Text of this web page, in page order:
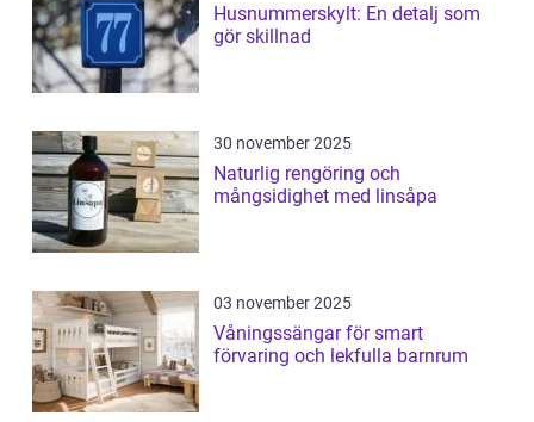
Husnummerskylt: En detalj som
gör skillnad
30 november 2025
Naturlig rengöring och
mångsidighet med linsåpa
03 november 2025
Våningssängar för smart
förvaring och lekfulla barnrum